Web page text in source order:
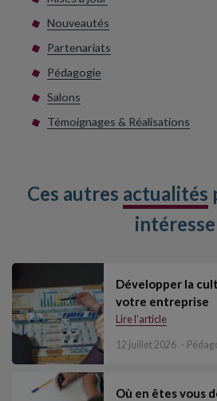
Nouveautés
Partenariats
Pédagogie
Salons
Témoignages & Réalisations
Ces autres actualités
Développer la
votre entreprise
Lire l'article
12 juillet 2026
Où en êtes vous